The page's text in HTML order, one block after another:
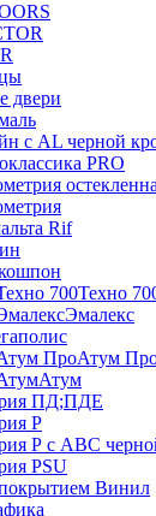
двери
с AL черной
PRO
Rif
Техно
Эмалекс
Атум
Атум
ПД;ПДЕ
Р
Р с АВС
PSU
Винил